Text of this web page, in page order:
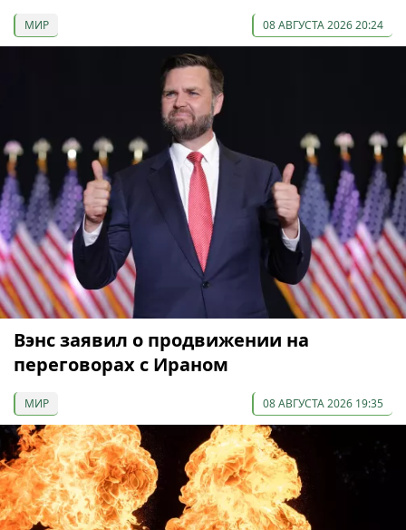
МИР 08 АВГУСТА 2026 20:24
Вэнс заявил о продвижении на
переговорах с Ираном
МИР 08 АВГУСТА 2026 19:35